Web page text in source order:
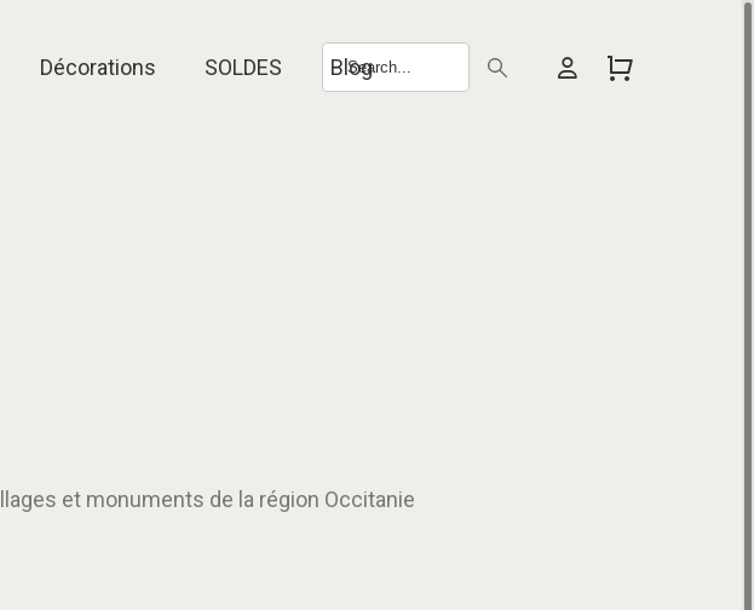
Décorations SOLDES Blog
et monuments de la région Occitanie